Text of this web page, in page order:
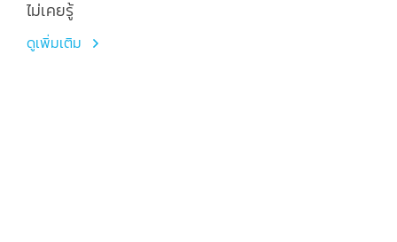
ไม่เคยรู้
ดูเพิ่มเติม